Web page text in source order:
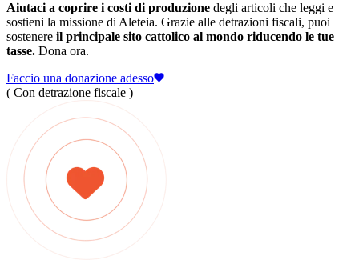
Aiutaci a coprire i costi di produzione degli articoli che leggi e
sostieni la missione di Aleteia. Grazie alle detrazioni fiscali, puoi
sostenere il principale sito cattolico al mondo riducendo le tue
tasse. Dona ora.
Faccio una donazione adesso
( Con detrazione fiscale )